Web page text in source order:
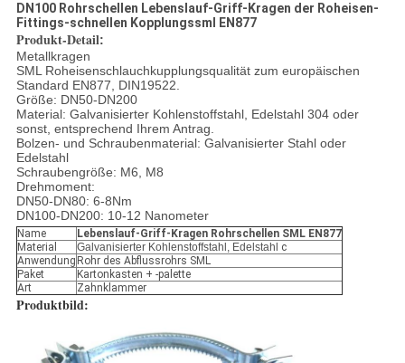
DN100 Rohrschellen Lebenslauf-Griff-Kragen der Roheisen-
Fittings-schnellen Kopplungssml EN877
Produkt-Detail:
Metallkragen
SML Roheisenschlauchkupplungsqualität zum europäischen
Standard EN877, DIN19522.
Größe: DN50-DN200
Material: Galvanisierter Kohlenstoffstahl, Edelstahl 304 oder
sonst, entsprechend Ihrem Antrag.
Bolzen- und Schraubenmaterial: Galvanisierter Stahl oder
Edelstahl
Schraubengröße: M6, M8
Drehmoment:
DN50-DN80: 6-8Nm
DN100-DN200: 10-12 Nanometer
Name
Lebenslauf-Griff-Kragen Rohrschellen SML EN877
Material
Galvanisierter Kohlenstoffstahl, Edelstahl c
Anwendung Rohr des Abflussrohrs SML
Paket
Kartonkasten + -palette
Art
Zahnklammer
Produktbild: